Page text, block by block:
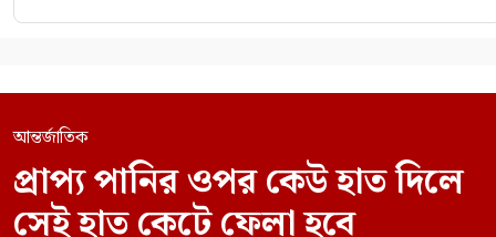
আন্তর্জাতিক
প্রাপ্য পানির ওপর কেউ হাত দিলে
সেই হাত কেটে ফেলা হবে